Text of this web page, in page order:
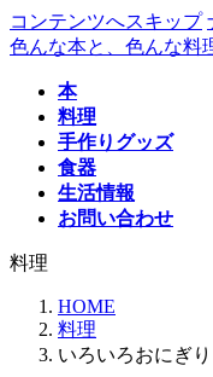
コンテンツへスキップ
色んな本と、色んな料
本
料理
手作りグッズ
食器
生活情報
お問い合わせ
料理
HOME
料理
いろいろおにぎり